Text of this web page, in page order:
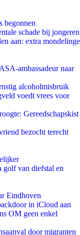
begonnen
schade bij jongeren
aan: extra mondelinge
ambassadeur naar
alcoholmisbruik
voedt vrees voor
Gereedschapskist
bezocht terecht
golf van diefstal en
Eindhoven
in iCloud aan
OM geen enkel
door migranten